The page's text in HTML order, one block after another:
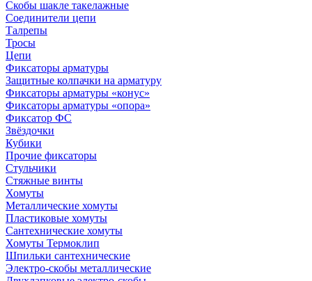
Скобы шакле такелажные
Соединители цепи
Талрепы
Тросы
Цепи
Фиксаторы арматуры
Защитные колпачки на арматуру
Фиксаторы арматуры «конус»
Фиксаторы арматуры «опора»
Фиксатор ФС
Звёздочки
Кубики
Прочие фиксаторы
Стульчики
Стяжные винты
Хомуты
Металлические хомуты
Пластиковые хомуты
Сантехнические хомуты
Хомуты Термоклип
Шпильки сантехнические
Электро-скобы металлические